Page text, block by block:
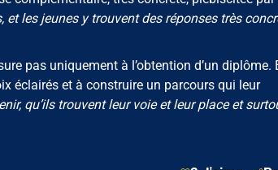
les jeunes y trouvent des réponses très
pas uniquement à l’obtention d’un diplôme.
éclairés et à construire un parcours qui leur
qu’ils trouvent leur voie et leur place et